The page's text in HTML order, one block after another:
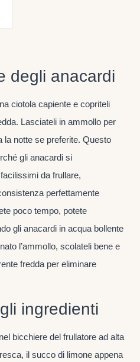
degli anacardi
ciotola capiente e copriteli
Lasciateli in ammollo per
la notte se preferite. Questo
gli anacardi si
da frullare,
perfettamente
poco tempo, potete
gli anacardi in acqua bollente
l’ammollo, scolateli bene e
fredda per eliminare
ingredienti
bicchiere del frullatore ad alta
il succo di limone appena